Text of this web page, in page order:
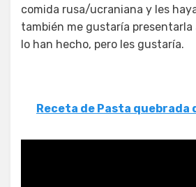
comida rusa/ucraniana y les
también me gustaría presentarla
lo han hecho, pero les gustaría.
Receta de Pasta quebrada